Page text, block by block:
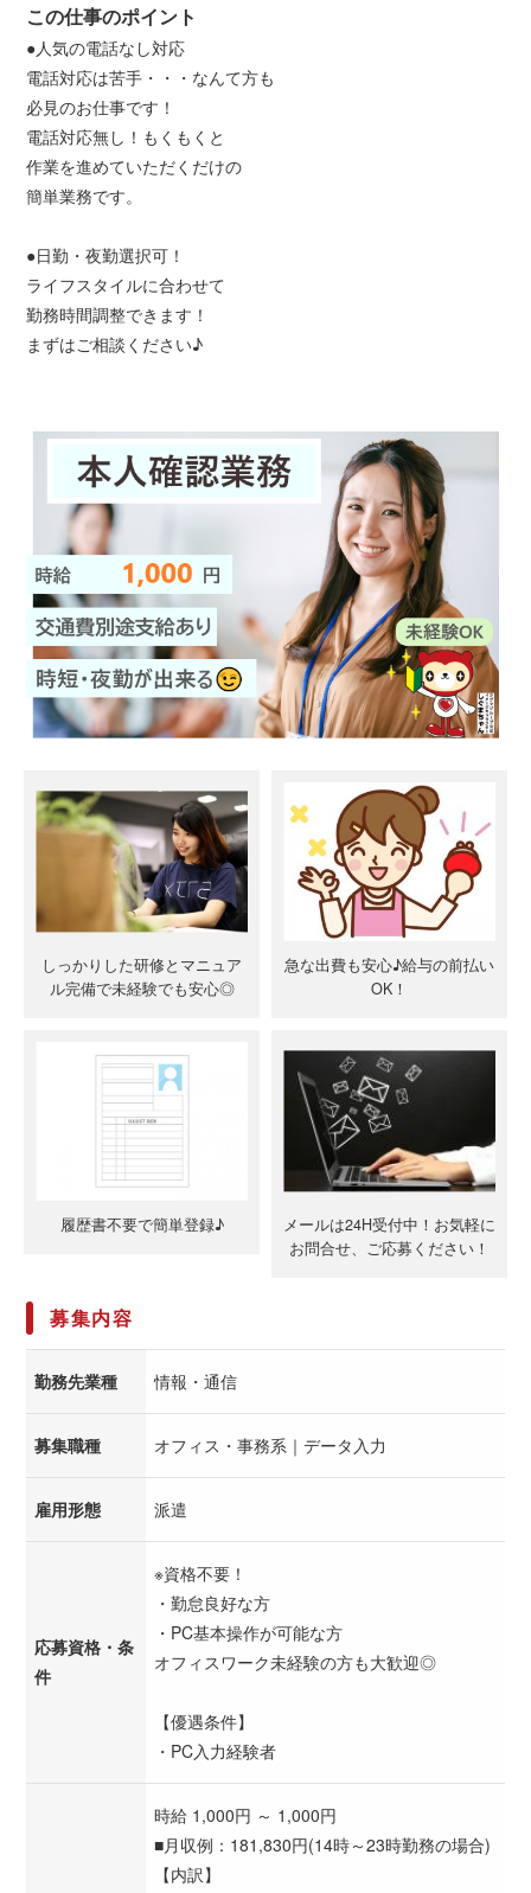
この仕事のポイント
●人気の電話なし対応
電話対応は苦手・・・なんて方も
必見のお仕事です！
電話対応無し！もくもくと
作業を進めていただくだけの
簡単業務です。
●日勤・夜勤選択可！
ライフスタイルに合わせて
勤務時間調整できます！
まずはご相談ください♪
しっかりした研修とマニュア
ル完備で未経験でも安心◎
急な出費も安心♪給与の前払い
OK！
履歴書不要で簡単登録♪
メールは24H受付中！お気軽に
お問合せ、ご応募ください！
募集内容
勤務先業種 情報・通信
募集職種 オフィス・事務系｜データ入力
雇用形態 派遣
応募資格・条
件
※資格不要！
・勤怠良好な方
・PC基本操作が可能な方
オフィスワーク未経験の方も大歓迎◎
【優遇条件】
・PC入力経験者
時給 1,000円 ～ 1,000円
■月収例：181,830円(14時～23時勤務の場合)
【内訳】